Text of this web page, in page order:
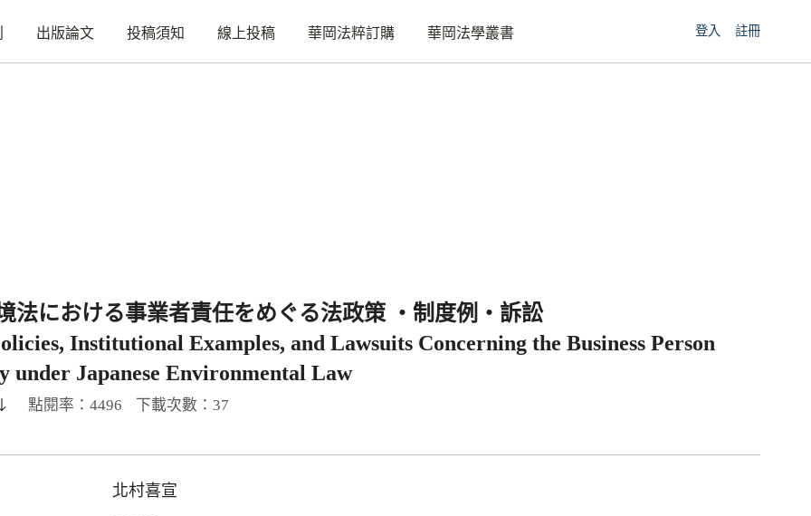
出版論文 投稿須知 線上投稿 華岡法粹訂購 華岡法學叢書 登入 註冊
法における事業者責任をめぐる法政策 ・制度例・訴訟
Institutional Examples, and Lawsuits Concerning the Business Person
under Japanese Environmental Law
點閱率：4496 下載次數：37
北村喜宣